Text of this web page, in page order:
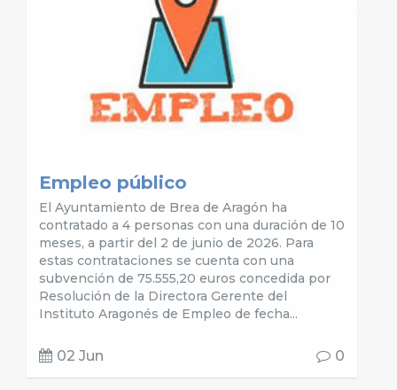
Empleo público
El Ayuntamiento de Brea de Aragón ha
contratado a 4 personas con una duración de 10
meses, a partir del 2 de junio de 2026. Para
estas contrataciones se cuenta con una
subvención de 75.555,20 euros concedida por
Resolución de la Directora Gerente del
Instituto Aragonés de Empleo de fecha...
02 Jun 0